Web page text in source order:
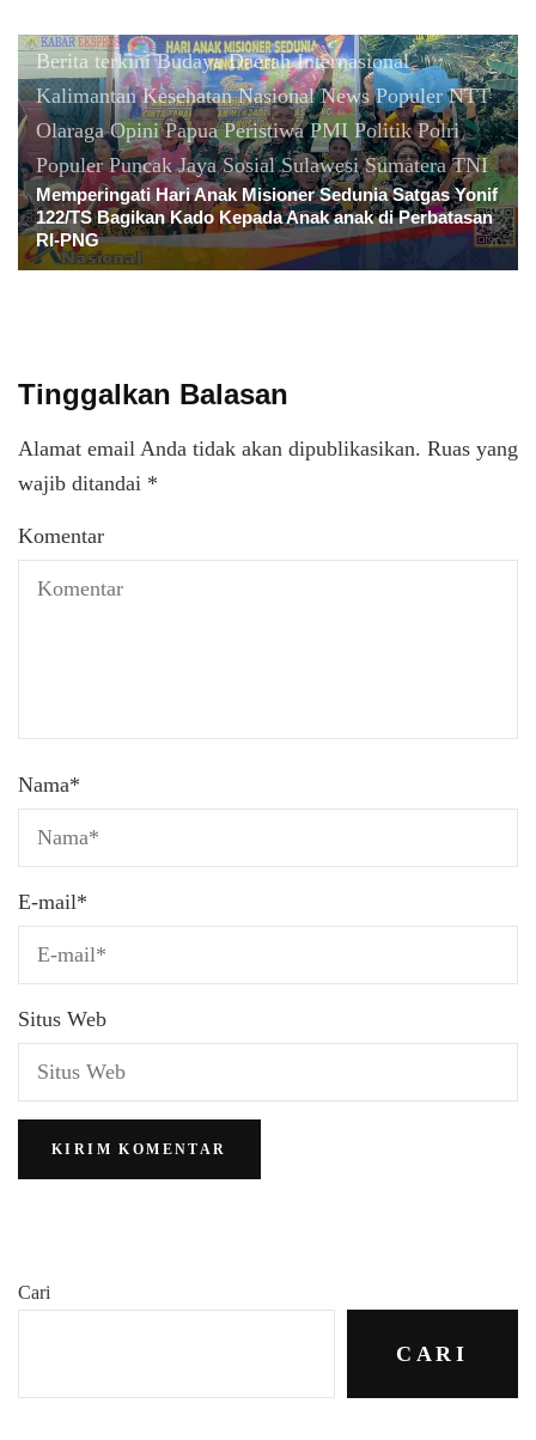
Berita terkini Budaya Daerah Internasional
Kalimantan Kesehatan Nasional News Populer NTT
Olaraga Opini Papua Peristiwa PMI Politik Polri
Populer Puncak Jaya Sosial Sulawesi Sumatera TNI
Memperingati Hari Anak Misioner Sedunia Satgas Yonif
122/TS Bagikan Kado Kepada Anak anak di Perbatasan
RI-PNG
Tinggalkan Balasan
Alamat email Anda tidak akan dipublikasikan. Ruas yang
wajib ditandai *
Komentar
Nama*
E-mail*
Situs Web
Cari
CARI